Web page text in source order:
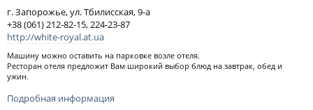
г. Запорожье, ул. Тбилисская, 9-а
+38 (061) 212-82-15, 224-23-87
http://white-royal.at.ua
Машину можно оставить на парковке возле отеля.
Ресторан отеля предложит Вам широкий выбор блюд на завтрак, обед и
ужин.
Подробная информация